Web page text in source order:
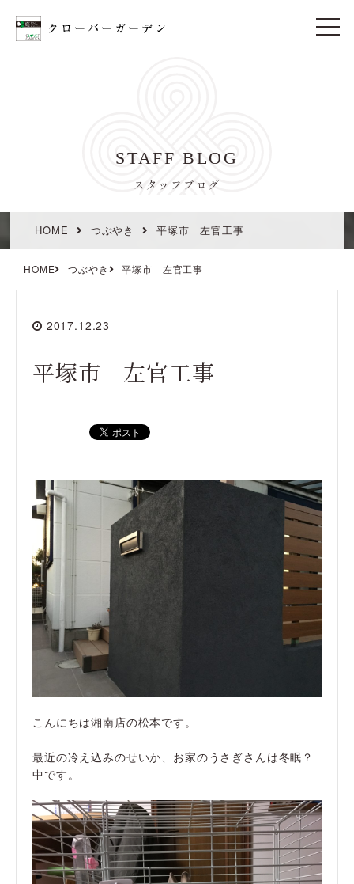
t
STAFF BLOG
スタッフブログ
HOME つぶやき 平塚市 左官工事
HOME つぶやき 平塚市 左官工事
2017.12.23
平塚市 左官工事
こんにちは湘南店の松本です。
最近の冷え込みのせいか、お家のうさぎさんは冬眠？
中です。